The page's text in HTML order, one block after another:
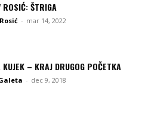
ROSIĆ: ŠTRIGA
- mar 14, 2022
KUJEK – KRAJ DRUGOG POČETKA
- dec 9, 2018